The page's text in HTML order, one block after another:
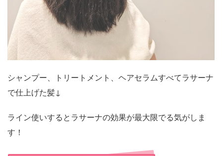
シャンプー、トリートメント、ヘアセラムすべてラサーナ
で仕上げた髪↓
ライン使いするとラサーナの効果が最大限でる気がしま
す！